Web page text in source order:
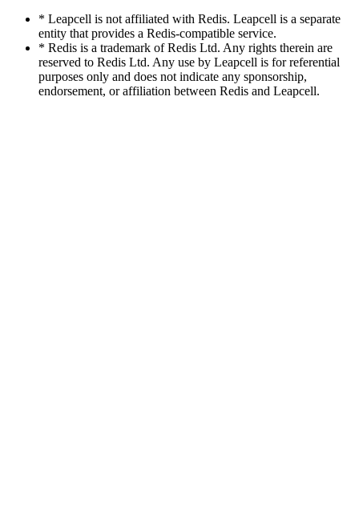
* Leapcell is not affiliated with Redis. Leapcell is a separate
entity that provides a Redis-compatible service.
* Redis is a trademark of Redis Ltd. Any rights therein are
reserved to Redis Ltd. Any use by Leapcell is for referential
purposes only and does not indicate any sponsorship,
endorsement, or affiliation between Redis and Leapcell.